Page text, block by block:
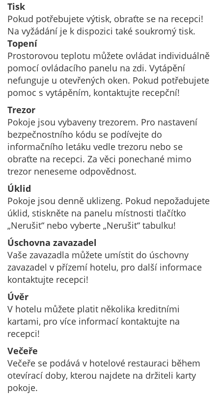
Tisk
Pokud potřebujete výtisk, obraťte se na recepci!
Na vyžádání je k dispozici také soukromý tisk.
Topení
Prostorovou teplotu můžete ovládat individuálně
pomocí ovládacího panelu na zdi. Vytápění
nefunguje u otevřených oken. Pokud potřebujete
pomoc s vytápěním, kontaktujte recepční!
Trezor
Pokoje jsou vybaveny trezorem. Pro nastavení
bezpečnostního kódu se podívejte do
informačního letáku vedle trezoru nebo se
obraťte na recepci. Za věci ponechané mimo
trezor neneseme odpovědnost.
Úklid
Pokoje jsou denně uklizeng. Pokud nepožadujete
úklid, stiskněte na panelu místnosti tlačítko
„Nerušit“ nebo vyberte „Nerušit“ tabulku!
Úschovna zavazadel
Vaše zavazadla můžete umístit do úschovny
zavazadel v přízemí hotelu, pro další informace
kontaktujte recepci!
Úvěr
V hotelu můžete platit několika kreditními
kartami, pro více informací kontaktujte na
recepci!
Večeře
Večeře se podává v hotelové restauraci během
otevírací doby, kterou najdete na držiteli karty
pokoje.